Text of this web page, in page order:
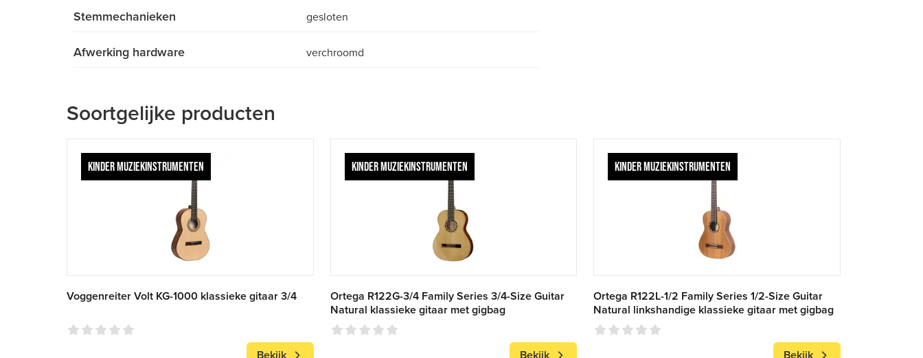
Stemmechanieken gesloten
Afwerking hardware verchroomd
Soortgelijke producten
KINDER MUZIEKINSTRUMENTEN
Voggenreiter Volt KG-1000 klassieke gitaar 3/4
KINDER MUZIEKINSTRUMENTEN
Ortega R122G-3/4 Family Series 3/4-Size Guitar
Natural klassieke gitaar met gigbag
KINDER MUZIEKINSTRUMENTEN
Ortega R122L-1/2 Family Series 1/2-Size Guitar
Natural linkshandige klassieke gitaar met gigbag